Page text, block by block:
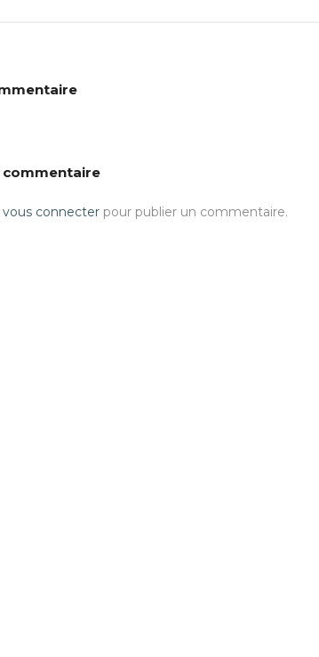
commentaire
vous connecter pour publier un commentaire.